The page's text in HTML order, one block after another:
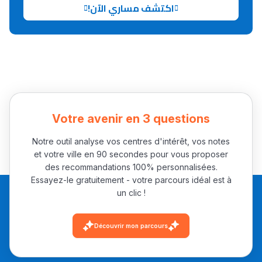
Ki Derti Liha
ومن الخارج، بشرى
خطوة بخطوة - مترجم
القراية و الخدمة فمجال
تقويم البصر مع المختصّة
مريم الزواكي
مسار عبد العزيز فتيشي،
المبدع فمجال الديكور و
النحت اللي كيحلم يحيي
أكادير أوفلا
اكتشف مساري الآن!
Votre avenir en 3 questions
Notre outil analyse vos centres d'intérêt, vos notes
et votre ville en 90 secondes pour vous proposer
des recommandations 100% personnalisées.
Essayez-le gratuitement - votre parcours idéal est à
un clic !
Découvrir mon parcours